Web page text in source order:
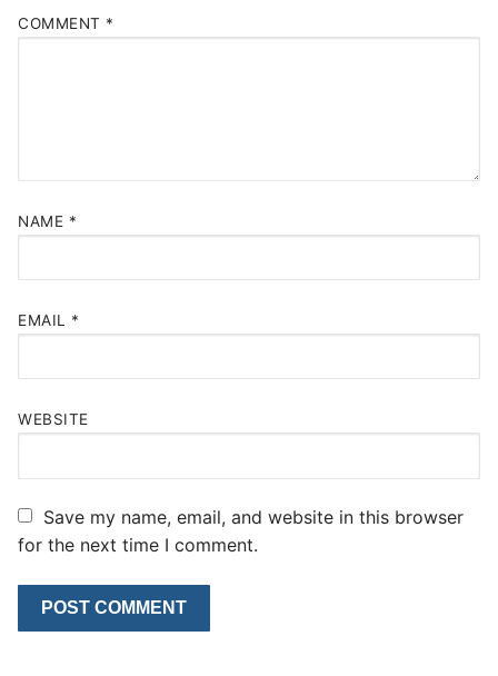
COMMENT *
NAME *
EMAIL *
WEBSITE
Save my name, email, and website in this browser
for the next time I comment.